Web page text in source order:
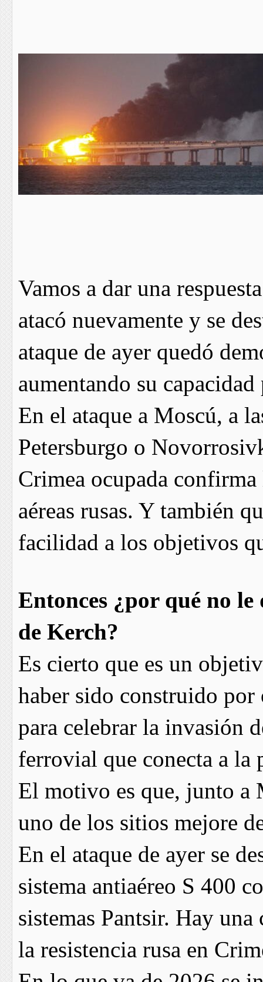
Vamos a dar una
atacó nuevamente y se
ataque de ayer quedó
aumentando su
En el ataque a Moscú, a
Petersburgo o
Crimea ocupada confirma
aéreas rusas. Y también
facilidad a los objetivos
Entonces ¿por qué no
de Kerch?
Es cierto que es un
haber sido construido por
para celebrar la invasión
ferrovial que conecta a
El motivo es que, junto a
uno de los sitios mejore
En el ataque de ayer se
sistema antiaéreo S 400
sistemas Pantsir. Hay
la resistencia rusa en